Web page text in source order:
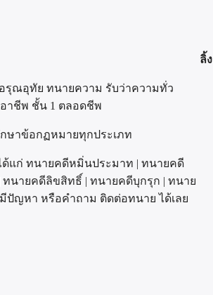
รุณอุทัย ทนายความ รับว่าความทั่ว
าชีพ ชั้น 1 ตลอดชีพ
ษาข้อกฏหมายทุกประเภท
แก่ ทนายคดีหมิ่นประมาท | ทนายคดี
ทนายคดีลิขสิทธิ์ | ทนายคดีบุกรุก | ทนาย
ปัญหา หรือคำถาม ติดต่อทนาย ได้เลย
ลิ้